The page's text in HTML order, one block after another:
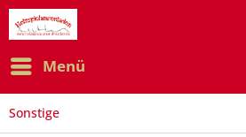
Menü
Sonstige